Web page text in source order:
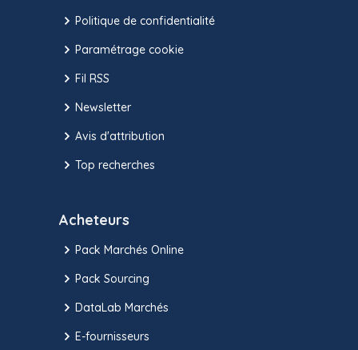
Politique de confidentialité
Paramétrage cookie
Fil RSS
Newsletter
Avis d'attribution
Top recherches
Acheteurs
Pack Marchés Online
Pack Sourcing
DataLab Marchés
E-fournisseurs